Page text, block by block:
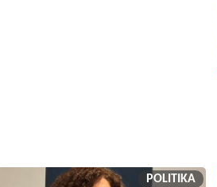
POLITIKA